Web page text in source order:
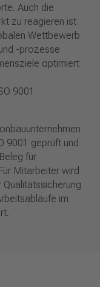
Auch die
zu reagieren ist
Wettbewerb
-prozesse
optimiert
9001
9001 geprüft und
für
Mitarbeiter wird
im